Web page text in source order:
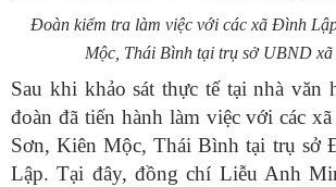
Đoàn kiểm tra làm việc với các xã Đình
Mộc, Thái Bình tại trụ sở UBND
Sau khi khảo sát thực tế tại nhà văn
đoàn đã tiến hành làm việc với các
Sơn, Kiên Mộc, Thái Bình tại trụ sở
Lập. Tại đây, đồng chí Liễu Anh